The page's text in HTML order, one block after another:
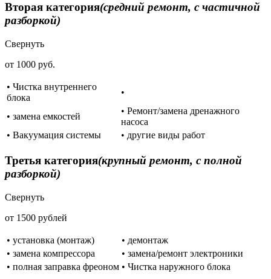
Вторая категория(средний ремонт, с частичной
разборкой)
Свернуть
от 1000 руб.
• Чистка внутреннего
блока
•
• замена емкостей
• Ремонт/замена дренажного
насоса
• Вакуумация системы
• другие виды работ
Третья категория(крупный ремонт, с полной
разборкой)
Свернуть
от 1500 рублей
• установка (монтаж)
• демонтаж
• замена компрессора
• замена/ремонт электроники
• полная заправка фреоном • Чистка наружного блока